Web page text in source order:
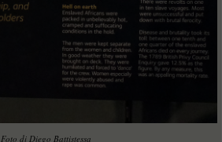
Foto di Diego Battistessa